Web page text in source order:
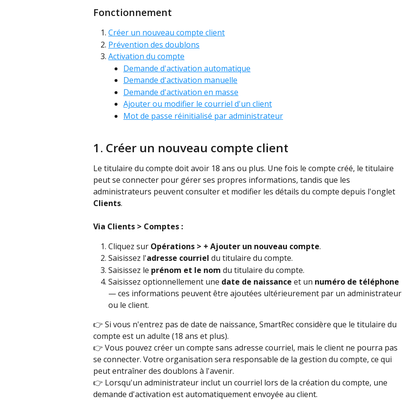
Fonctionnement
Créer un nouveau compte client
Prévention des doublons
Activation du compte
Demande d'activation automatique
Demande d'activation manuelle
Demande d'activation en masse
Ajouter ou modifier le courriel d'un client
Mot de passe réinitialisé par administrateur
1. Créer un nouveau compte client
Le titulaire du compte doit avoir 18 ans ou plus. Une fois le compte créé, le titulaire
peut se connecter pour gérer ses propres informations, tandis que les
administrateurs peuvent consulter et modifier les détails du compte depuis l'onglet
Clients.
Via Clients > Comptes :
Cliquez sur Opérations > + Ajouter un nouveau compte.
Saisissez l'adresse courriel du titulaire du compte.
Saisissez le prénom et le nom du titulaire du compte.
Saisissez optionnellement une date de naissance et un numéro de téléphone
— ces informations peuvent être ajoutées ultérieurement par un administrateur
ou le client.
👉 Si vous n'entrez pas de date de naissance, SmartRec considère que le titulaire du
compte est un adulte (18 ans et plus).
👉 Vous pouvez créer un compte sans adresse courriel, mais le client ne pourra pas
se connecter. Votre organisation sera responsable de la gestion du compte, ce qui
peut entraîner des doublons à l'avenir.
👉 Lorsqu'un administrateur inclut un courriel lors de la création du compte, une
demande d'activation est automatiquement envoyée au client.